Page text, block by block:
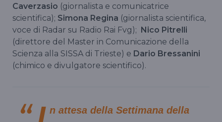
Caverzasio (giornalista e comunicatrice
scientifica); Simona Regina (giornalista scientifica,
voce di Radar su Radio Rai Fvg);
Nico Pitrelli
(direttore del Master in Comunicazione della
Scienza alla SISSA di Trieste) e Dario Bressanini
(chimico e divulgatore scientifico).
n attesa della Settimana della